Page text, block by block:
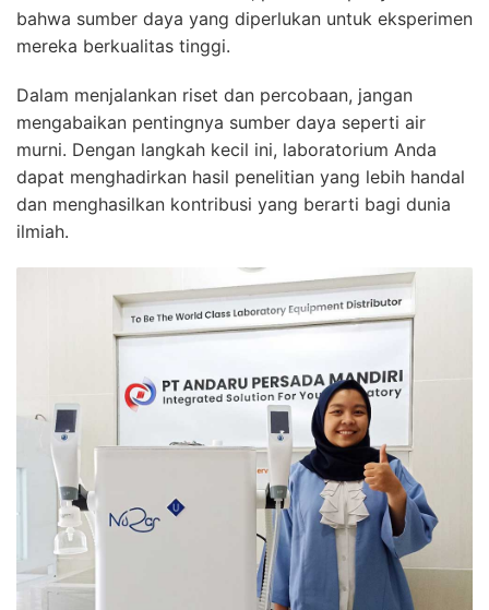
bahwa sumber daya yang diperlukan untuk eksperimen
mereka berkualitas tinggi.
Dalam menjalankan riset dan percobaan, jangan
mengabaikan pentingnya sumber daya seperti air
murni. Dengan langkah kecil ini, laboratorium Anda
dapat menghadirkan hasil penelitian yang lebih handal
dan menghasilkan kontribusi yang berarti bagi dunia
ilmiah.